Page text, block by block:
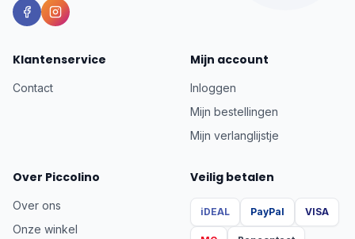
Klantenservice
Contact
Mijn account
Inloggen
Mijn bestellingen
Mijn verlanglijstje
Over Piccolino
Over ons
Onze winkel
Veilig betalen
iDEAL PayPal VISA